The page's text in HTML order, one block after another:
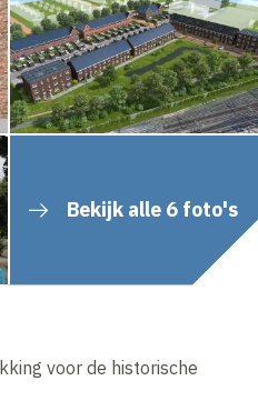
Bekijk alle 6 foto's
voor de historische